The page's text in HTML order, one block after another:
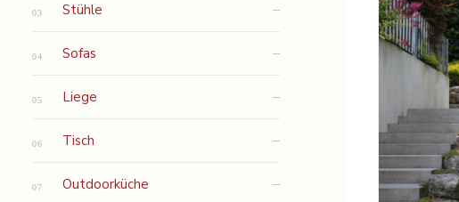
Stühle
Sofas
Liege
Tisch
Outdoorküche